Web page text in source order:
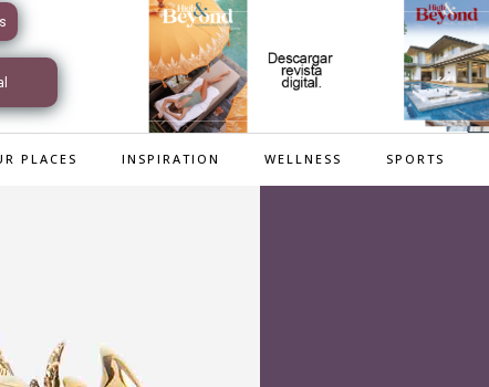
PLACES INSPIRATION WELLNESS SPORTS